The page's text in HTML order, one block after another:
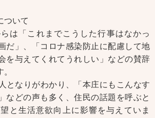
ついて
は「これまでこうした行事はなかっ
だ」、「コロナ感染防止に配慮して地
を与えてくれてうれしい」などの賛辞
となりがわかり、「本庄にもこんなす
などの声も多く、住民の話題を呼ぶと
と生活意欲向上に影響を与えていま